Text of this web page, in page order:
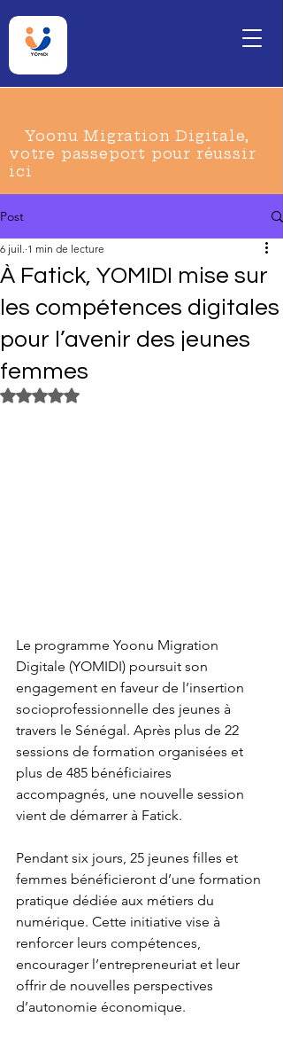
Yoonu Migration Digitale,
votre passeport pour réussir
ici
Post
À Fatick, YOMIDI mise sur
les compétences digitales
pour l’avenir des jeunes
femmes
6 juil. 1 min de lecture
Noté NaN étoiles sur 5.
Le programme Yoonu Migration
Digitale (YOMIDI) poursuit son
engagement en faveur de l’insertion
socioprofessionnelle des jeunes à
travers le Sénégal. Après plus de 22
sessions de formation organisées et
plus de 485 bénéficiaires
accompagnés, une nouvelle session
vient de démarrer à Fatick.
Pendant six jours, 25 jeunes filles et
femmes bénéficieront d’une formation
pratique dédiée aux métiers du
numérique. Cette initiative vise à
renforcer leurs compétences,
encourager l’entrepreneuriat et leur
offrir de nouvelles perspectives
d’autonomie économique.